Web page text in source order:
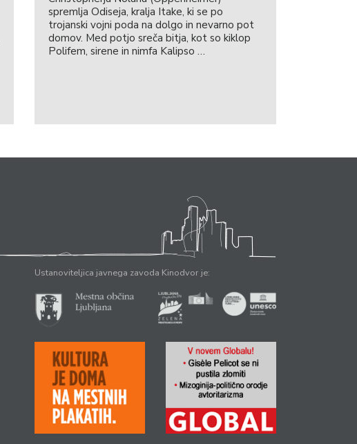
spremlja Odiseja, kralja Itake, ki se po
trojanski vojni poda na dolgo in nevarno pot
domov. Med potjo sreča bitja, kot so kiklop
Polifem, sirene in nimfa Kalipso …
Ustanoviteljica javnega zavoda Kinodvor je: